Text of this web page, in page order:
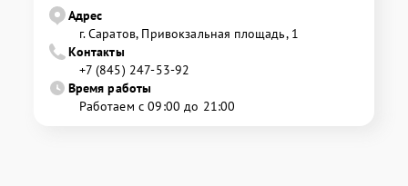
Адрес
г. Саратов, Привокзальная площадь, 1
Контакты
+7 (845) 247-53-92
Время работы
Работаем с 09:00 до 21:00